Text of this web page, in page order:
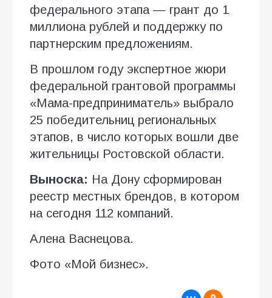
федерального этапа — грант до 1
миллиона рублей и поддержку по
партнерским предложениям.
В прошлом году экспертное жюри
федеральной грантовой программы
«Мама-предприниматель» выбрало
25 победительниц региональных
этапов, в число которых вошли две
жительницы Ростовской области.
Выноска: На Дону сформирован
реестр местных брендов, в котором
на сегодня 112 компаний.
Алена Васнецова.
Фото «Мой бизнес».